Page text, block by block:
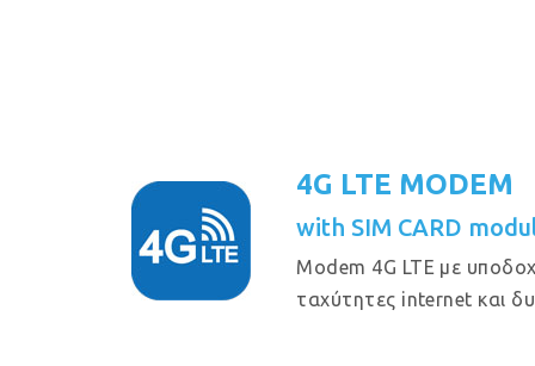
4G LTE MODEM
with SIM CARD
Modem 4G LTE με
ταχύτητες internet και